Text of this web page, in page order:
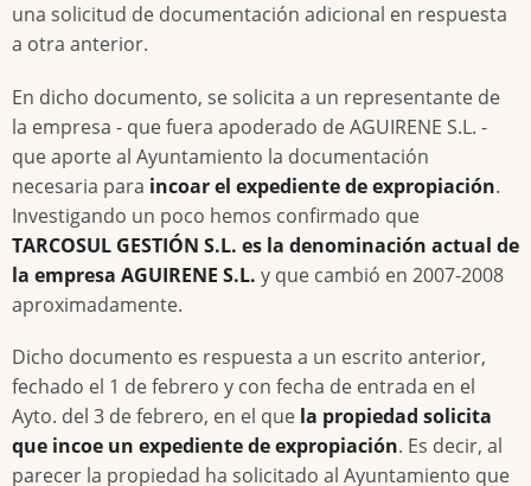
una solicitud de documentación adicional en respuesta
a otra anterior.
En dicho documento, se solicita a un representante de
la empresa - que fuera apoderado de AGUIRENE S.L. -
que aporte al Ayuntamiento la documentación
necesaria para incoar el expediente de expropiación.
Investigando un poco hemos confirmado que
TARCOSUL GESTIÓN S.L. es la denominación actual de
la empresa AGUIRENE S.L. y que cambió en 2007-2008
aproximadamente.
Dicho documento es respuesta a un escrito anterior,
fechado el 1 de febrero y con fecha de entrada en el
Ayto. del 3 de febrero, en el que la propiedad solicita
que incoe un expediente de expropiación. Es decir, al
parecer la propiedad ha solicitado al Ayuntamiento que